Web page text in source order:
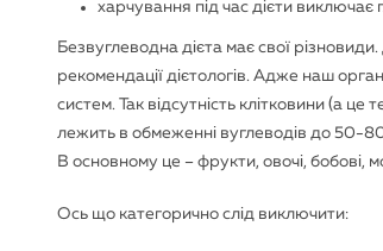
харчування під час дієти виключає
Безвуглеводна дієта має свої
рекомендації дієтологів. Адже наш
систем. Так відсутність клітковини (а
лежить в обмеженні вуглеводів до 50-
В основному це – фрукти, овочі, бобові,
Ось що категорично слід виключити: